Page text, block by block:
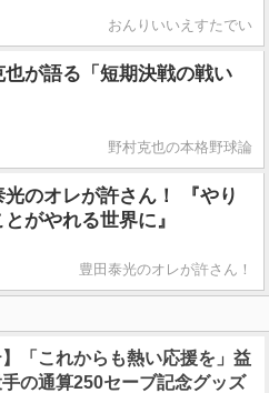
おんりいいえすたでい
也が語る「短期決戦の戦い
野村克也の本格野球論
光のオレが許さん！ 『やり
がやれる世界に』
豊田泰光のオレが許さん！
】「これからも熱い応援を」益
手の通算250セーブ記念グッズ